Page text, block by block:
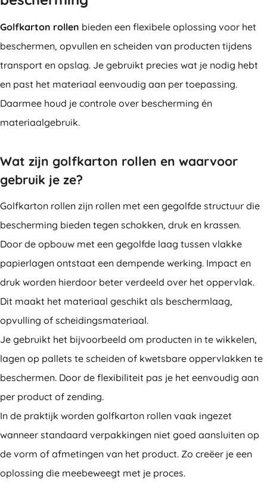
Golfkarton rollen bieden een flexibele oplossing voor het
beschermen, opvullen en scheiden van producten tijdens
transport en opslag. Je gebruikt precies wat je nodig hebt
en past het materiaal eenvoudig aan per toepassing.
Daarmee houd je controle over bescherming én
materiaalgebruik.
Wat zijn golfkarton rollen en waarvoor
gebruik je ze?
Golfkarton rollen zijn rollen met een gegolfde structuur die
bescherming bieden tegen schokken, druk en krassen.
Door de opbouw met een gegolfde laag tussen vlakke
papierlagen ontstaat een dempende werking. Impact en
druk worden hierdoor beter verdeeld over het oppervlak.
Dit maakt het materiaal geschikt als beschermlaag,
opvulling of scheidingsmateriaal.
Je gebruikt het bijvoorbeeld om producten in te wikkelen,
lagen op pallets te scheiden of kwetsbare oppervlakken te
beschermen. Door de flexibiliteit pas je het eenvoudig aan
per product of zending.
In de praktijk worden golfkarton rollen vaak ingezet
wanneer standaard verpakkingen niet goed aansluiten op
de vorm of afmetingen van het product. Zo creëer je een
oplossing die meebeweegt met je proces.